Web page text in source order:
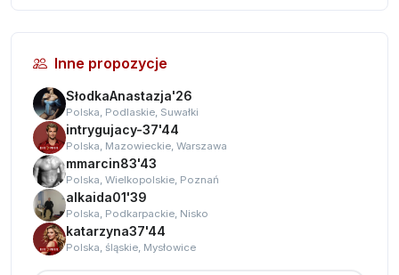
Inne propozycje
SłodkaAnastazja'26
Polska, Podlaskie, Suwałki
intrygujacy-37'44
Polska, Mazowieckie, Warszawa
mmarcin83'43
Polska, Wielkopolskie, Poznań
alkaida01'39
Polska, Podkarpackie, Nisko
katarzyna37'44
Polska, śląskie, Mysłowice